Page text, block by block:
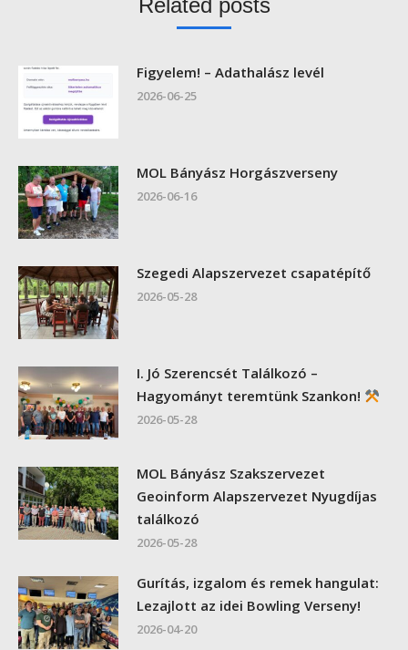
Related posts
Figyelem! – Adathalász levél
2026-06-25
MOL Bányász Horgászverseny
2026-06-16
Szegedi Alapszervezet csapatépítő
2026-05-28
I. Jó Szerencsét Találkozó –
Hagyományt teremtünk Szankon!
2026-05-28
MOL Bányász Szakszervezet
Geoinform Alapszervezet Nyugdíjas
találkozó
2026-05-28
Gurítás, izgalom és remek hangulat:
Lezajlott az idei Bowling Verseny!
2026-04-20